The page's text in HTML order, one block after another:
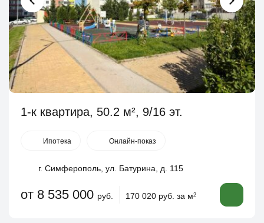
1-к квартира, 50.2 м², 9/16 эт.
Ипотека Онлайн-показ
г. Симферополь, ул. Батурина, д. 115
от 8 535 000 руб. 170 020 руб. за м2